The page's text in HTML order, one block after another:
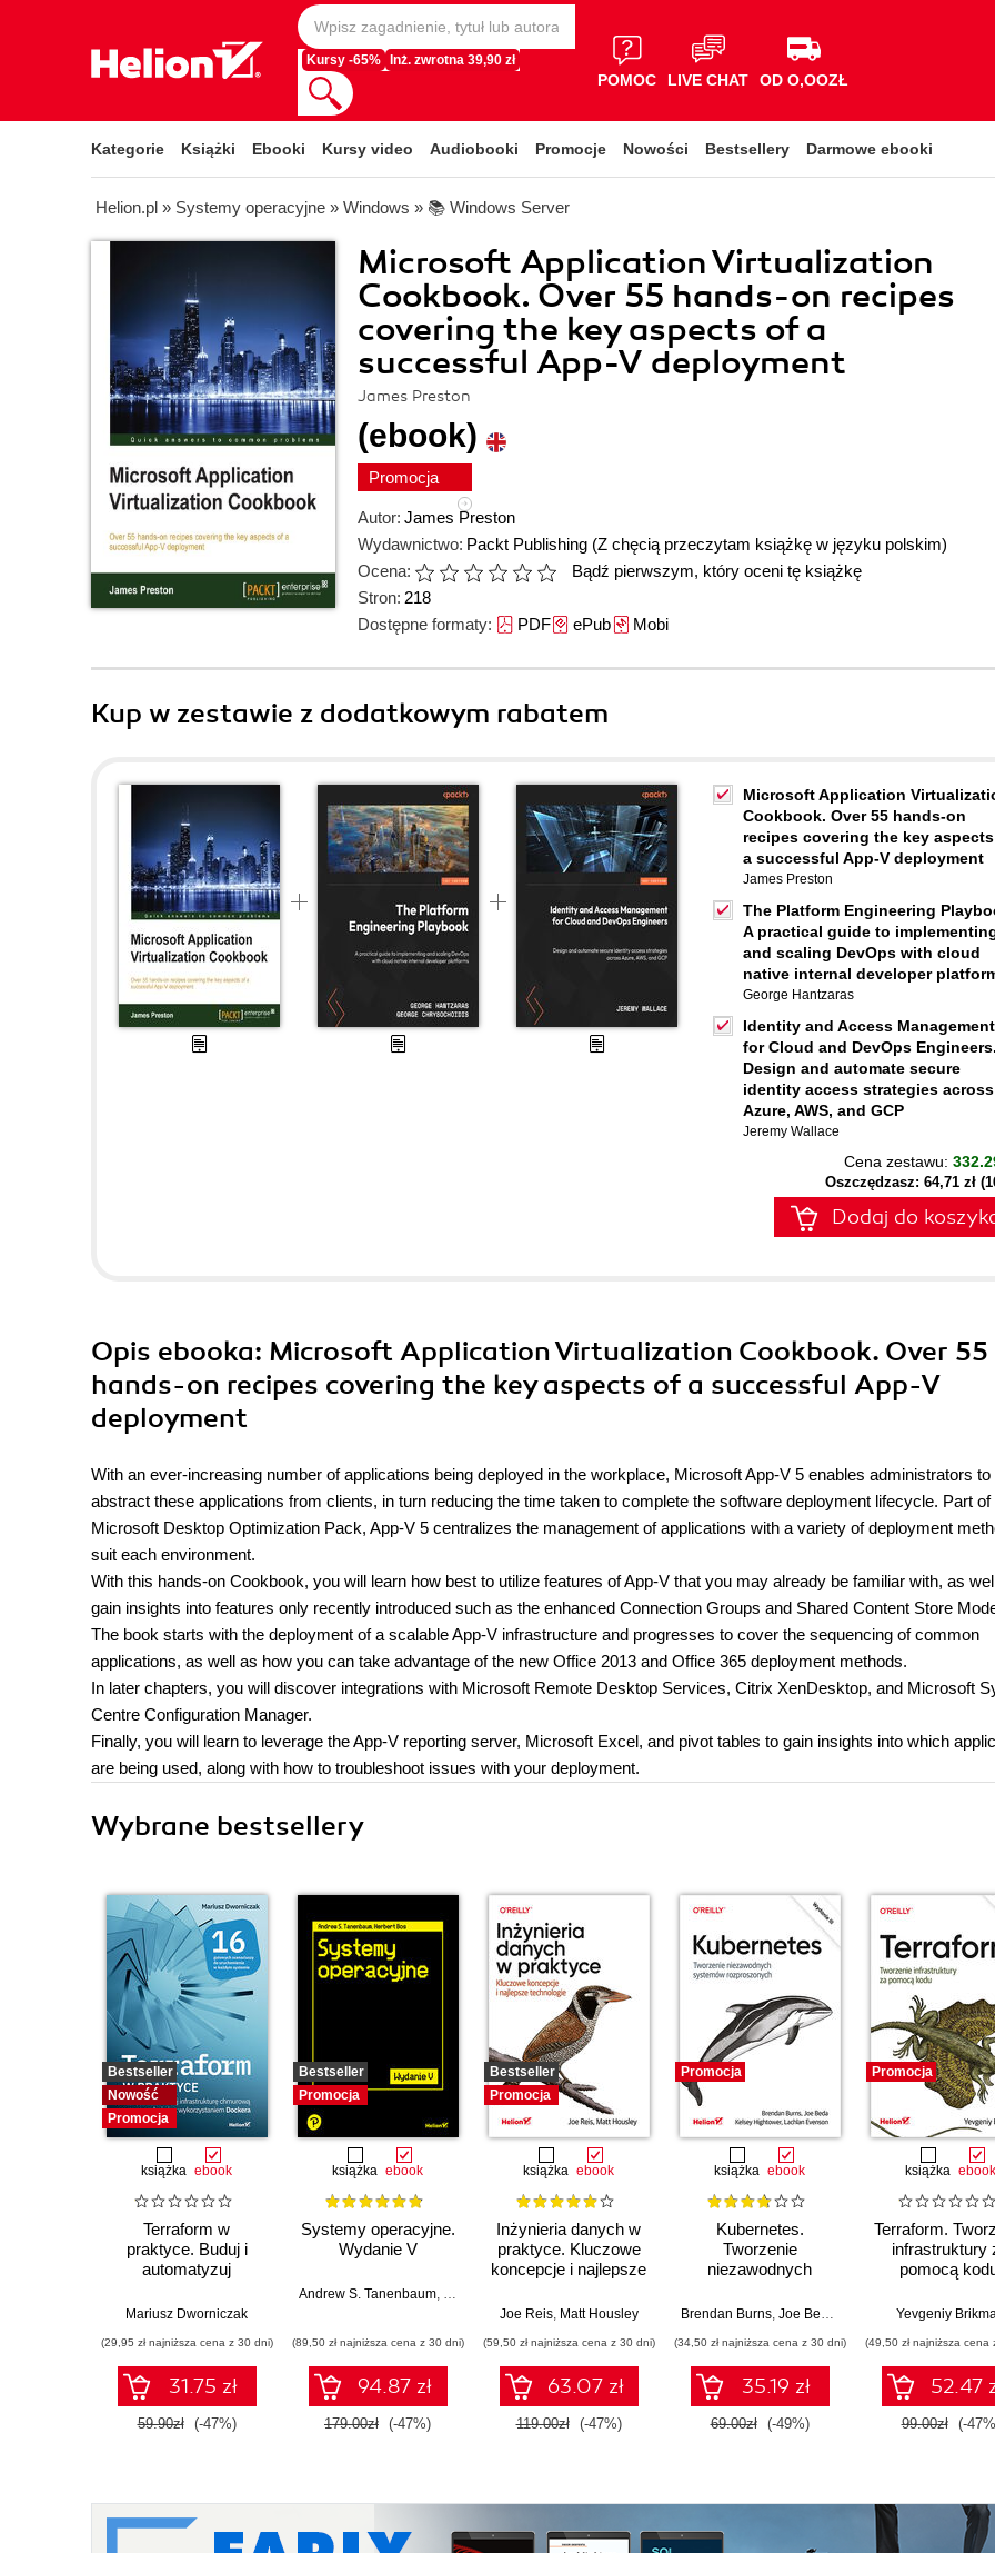
Kursy -65% Inż. zwrotna 39,90 zł
POMOC LIVE CHAT OD O,OOZŁ
Kategorie Książki Ebooki Kursy video Audiobooki Promocje Nowości Bestsellery Darmowe ebooki
Helion.pl » Systemy operacyjne » Windows » 📚 Windows Server
Microsoft Application Virtualization
Cookbook. Over 55 hands-on recipes
covering the key aspects of a
successful App-V deployment
James Preston
(ebook)
Promocja
Autor: James Preston
Wydawnictwo: Packt Publishing (Z chęcią przeczytam książkę w języku polskim)
Ocena:
Bądź pierwszym, który oceni tę książkę
Stron: 218
Dostępne formaty: PDFePubMobi
Kup w zestawie z dodatkowym rabatem
Microsoft Application
Cookbook. Over 55 hands-on
recipes covering the key
a successful App-V deployment
James Preston
The Platform Engineering
A practical guide to
and scaling DevOps with cloud
native internal developer
George Hantzaras
Identity and Access Management
for Cloud and DevOps Engineers.
Design and automate secure
identity access strategies across
Azure, AWS, and GCP
Jeremy Wallace
Cena zestawu:
Oszczędzasz: 64,71 zł
Dodaj do
Opis ebooka: Microsoft Application Virtualization Cookbook. Over 55
hands-on recipes covering the key aspects of a successful App-V
deployment
With an ever-increasing number of applications being deployed in the workplace, Microsoft App-V 5 enables administrators to
abstract these applications from clients, in turn reducing the time taken to complete the software deployment lifecycle. Part of
Microsoft Desktop Optimization Pack, App-V 5 centralizes the management of applications with a variety of deployment
suit each environment.
With this hands-on Cookbook, you will learn how best to utilize features of App-V that you may already be familiar with, as
gain insights into features only recently introduced such as the enhanced Connection Groups and Shared Content Store
The book starts with the deployment of a scalable App-V infrastructure and progresses to cover the sequencing of common
applications, as well as how you can take advantage of the new Office 2013 and Office 365 deployment methods.
In later chapters, you will discover integrations with Microsoft Remote Desktop Services, Citrix XenDesktop, and Microsoft
Centre Configuration Manager.
Finally, you will learn to leverage the App-V reporting server, Microsoft Excel, and pivot tables to gain insights into which
are being used, along with how to troubleshoot issues with your deployment.
Wybrane bestsellery
Bestseller
Nowość
Promocja
książka ebook
Terraform w
praktyce. Buduj i
automatyzuj
chmurową oraz
wykorzystaniem
Dockera
Mariusz Dworniczak
(29,95 zł najniższa cena z 30 dni)
31.75 zł
59.90zł (-47%)
Bestseller
Promocja
książka ebook
Systemy operacyjne.
Wydanie V
Andrew S. Tanenbaum, Herbert Bos
(89,50 zł najniższa cena z 30 dni)
94.87 zł
179.00zł (-47%)
Bestseller
Promocja
książka ebook
Inżynieria danych w
praktyce. Kluczowe
koncepcje i najlepsze
Joe Reis, Matt Housley
(59,50 zł najniższa cena z 30 dni)
63.07 zł
119.00zł (-47%)
Promocja
książka ebook
Kubernetes.
Tworzenie
niezawodnych
rozproszonych.
Brendan Burns, Joe Beda Kelsey Hightower,
(34,50 zł najniższa cena z 30 dni)
35.19 zł
69.00zł (-49%)
Promocja
książka ebook
Terraform.
infrastruktury
pomocą
Yevgeniy
(49,50 zł najniższa cena
52.47
99.00zł (-